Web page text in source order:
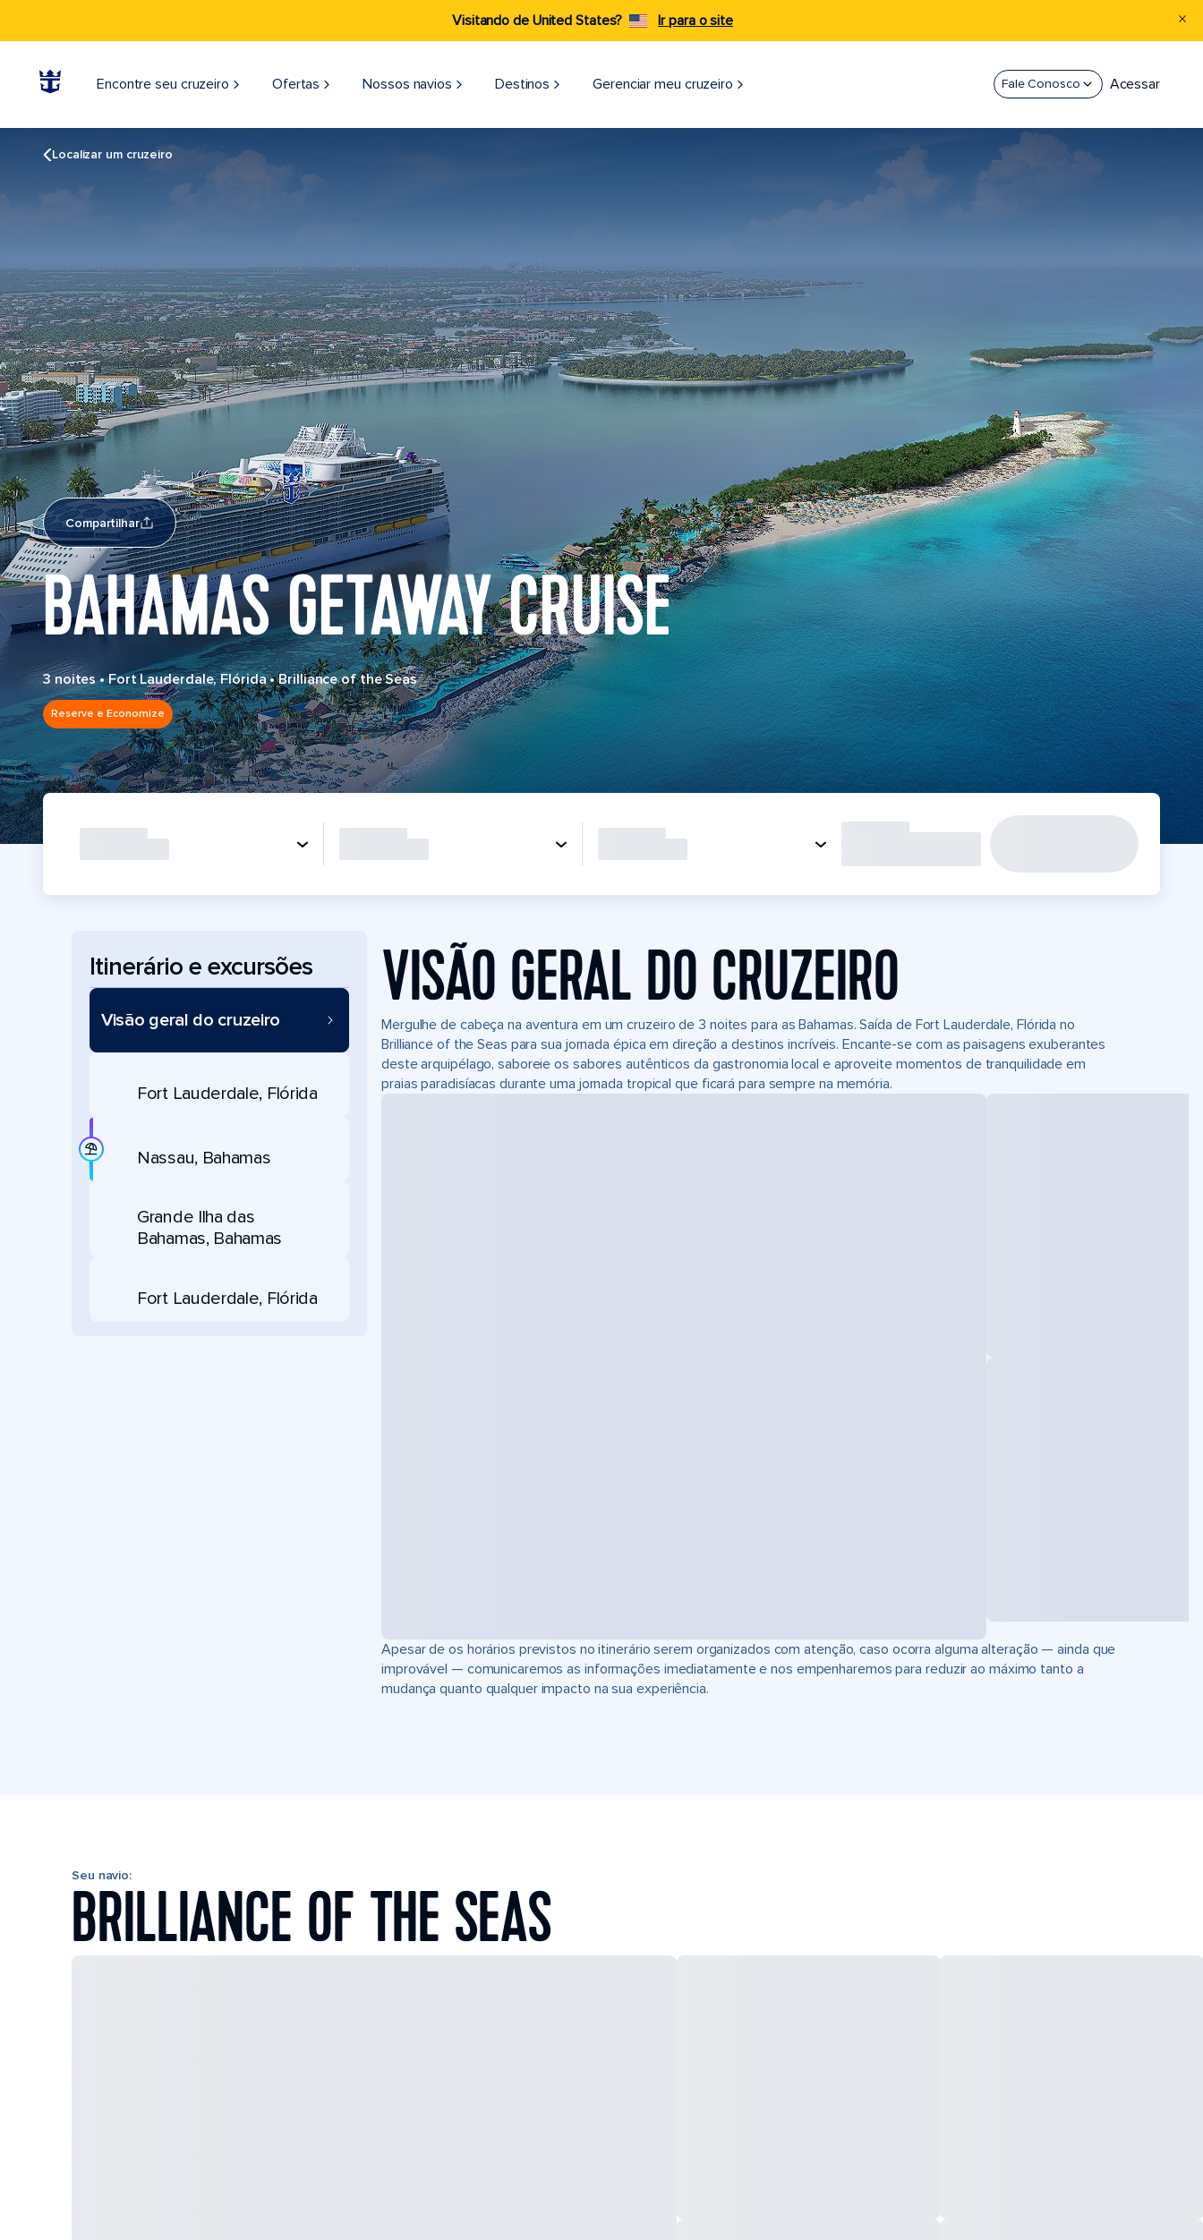
Visitando de United States? Ir para o site
Encontre seu cruzeiro Ofertas Nossos navios Destinos Gerenciar meu cruzeiro Fale Conosco Acessar
Localizar um cruzeiro
Compartilhar
BAHAMAS GETAWAY CRUISE
3 noites•Fort Lauderdale, Flórida•Brilliance of the Seas
Reserve e Economize
Itinerário e excursões
Visão geral do cruzeiro
Fort Lauderdale, Flórida
Nassau, Bahamas
Grande Ilha das
Bahamas, Bahamas
Fort Lauderdale, Flórida
VISÃO GERAL DO CRUZEIRO
Mergulhe de cabeça na aventura em um cruzeiro de 3 noites para as Bahamas. Saída de Fort Lauderdale, Flórida no
Brilliance of the Seas para sua jornada épica em direção a destinos incríveis. Encante-se com as paisagens exuberantes
deste arquipélago, saboreie os sabores autênticos da gastronomia local e aproveite momentos de tranquilidade em
praias paradisíacas durante uma jornada tropical que ficará para sempre na memória.
Apesar de os horários previstos no itinerário serem organizados com atenção, caso ocorra alguma alteração — ainda que
improvável — comunicaremos as informações imediatamente e nos empenharemos para reduzir ao máximo tanto a
mudança quanto qualquer impacto na sua experiência.
Seu navio:
BRILLIANCE OF THE SEAS